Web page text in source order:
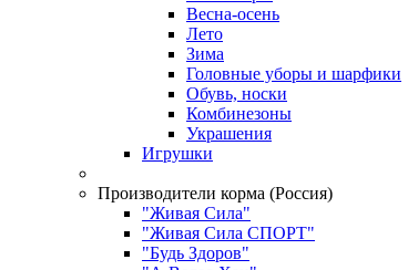
Весна-осень
Лето
Зима
Головные уборы и шарфики
Обувь, носки
Комбинезоны
Украшения
Игрушки
Производители корма (Россия)
"Живая Сила"
"Живая Сила СПОРТ"
"Будь Здоров"